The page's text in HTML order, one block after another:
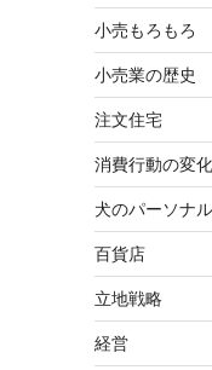
小売もろもろ
小売業の歴史
注文住宅
消費行動の変化
犬のパーソナ
百貨店
立地戦略
経営